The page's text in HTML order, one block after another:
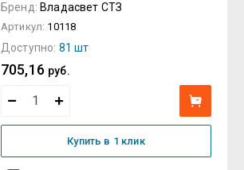
Бренд: Владасвет СТЗ
Артикул: 10118
Доступно: 81 шт
705,16 руб.
Купить в 1 клик